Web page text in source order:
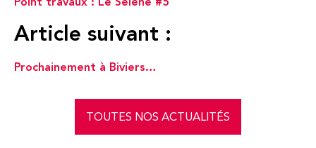
Article suivant :
Prochainement à Biviers…
TOUTES NOS ACTUALITÉS